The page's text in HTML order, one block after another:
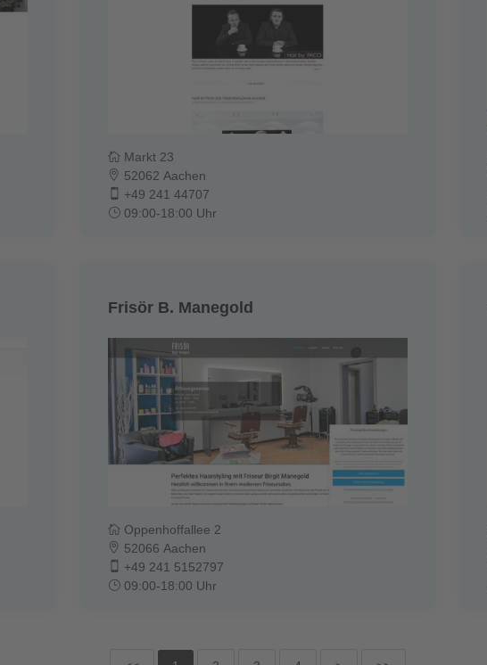
Markt 23
52062 Aachen
+49 241 44707
09:00-18:00 Uhr
Frisör B. Manegold
Oppenhoffallee 2
52066 Aachen
+49 241 5152797
09:00-18:00 Uhr